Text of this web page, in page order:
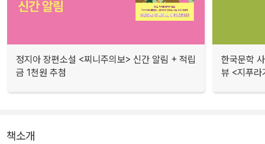
정지아 장편소설 <찌니주의보> 신간 알림 + 적립
금 1천원 추첨
한국문학
뷰 <지푸라
책소개